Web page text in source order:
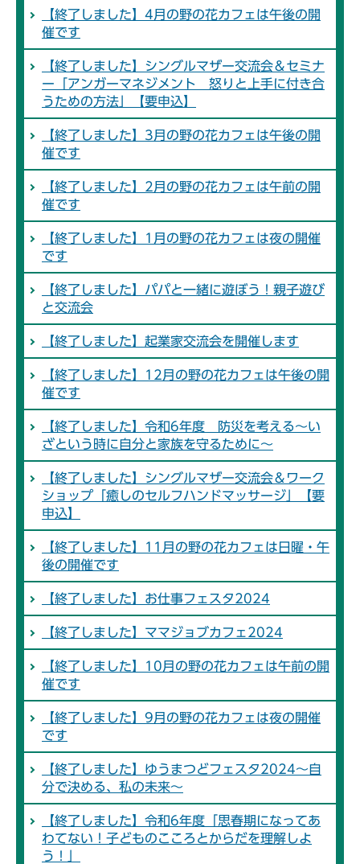
【終了しました】4月の野の花カフェは午後の開
催です
【終了しました】シングルマザー交流会＆セミナ
ー「アンガーマネジメント 怒りと上手に付き合
うための方法」【要申込】
【終了しました】3月の野の花カフェは午後の開
催です
【終了しました】2月の野の花カフェは午前の開
催です
【終了しました】1月の野の花カフェは夜の開催
です
【終了しました】パパと一緒に遊ぼう！親子遊び
と交流会
【終了しました】起業家交流会を開催します
【終了しました】12月の野の花カフェは午後の開
催です
【終了しました】令和6年度 防災を考える～い
ざという時に自分と家族を守るために～
【終了しました】シングルマザー交流会＆ワーク
ショップ「癒しのセルフハンドマッサージ」【要
申込】
【終了しました】11月の野の花カフェは日曜・午
後の開催です
【終了しました】お仕事フェスタ2024
【終了しました】ママジョブカフェ2024
【終了しました】10月の野の花カフェは午前の開
催です
【終了しました】9月の野の花カフェは夜の開催
です
【終了しました】ゆうまつどフェスタ2024～自
分で決める、私の未来～
【終了しました】令和6年度「思春期になってあ
わてない！子どものこころとからだを理解しよ
う！」